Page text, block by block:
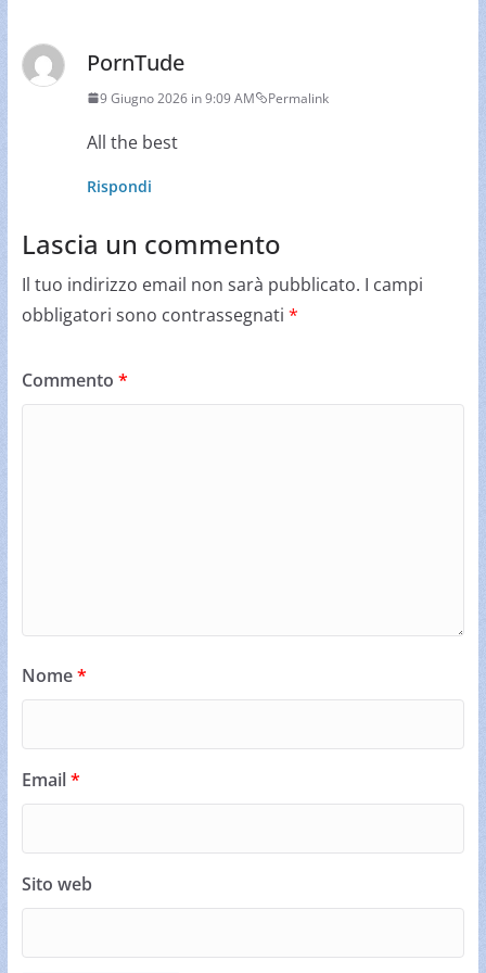
PornTude
9 Giugno 2026 in 9:09 AM Permalink
All the best
Rispondi
Lascia un commento
Il tuo indirizzo email non sarà pubblicato. I campi
obbligatori sono contrassegnati *
Commento *
Nome*
Email*
Sito web